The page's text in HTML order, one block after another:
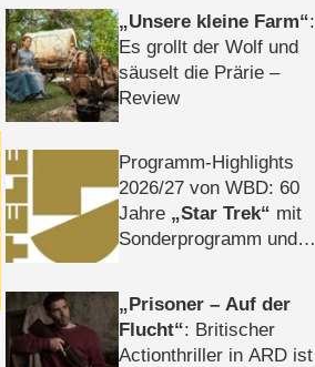
Unsere kleine Farm :
Es grollt der Wolf und
säuselt die Prärie –
Review
Programm-Highlights
2026/​27 von WBD: 60
Jahre
Star Trek
mit
Sonderprogramm und
Prisoner – Auf der
Flucht : Britischer
Actionthriller in ARD ist